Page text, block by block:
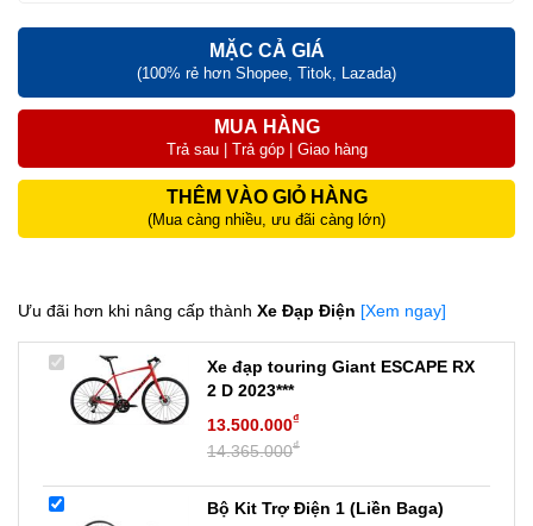
MẶC CẢ GIÁ
(100% rẻ hơn Shopee, Titok, Lazada)
MUA HÀNG
Trả sau | Trả góp | Giao hàng
THÊM VÀO GIỎ HÀNG
(Mua càng nhiều, ưu đãi càng lớn)
Ưu đãi hơn khi nâng cấp thành Xe Đạp Điện [Xem ngay]
Xe đạp touring Giant ESCAPE RX
2 D 2023***
13.500.000₫
14.365.000₫
Bộ Kit Trợ Điện 1 (Liền Baga)